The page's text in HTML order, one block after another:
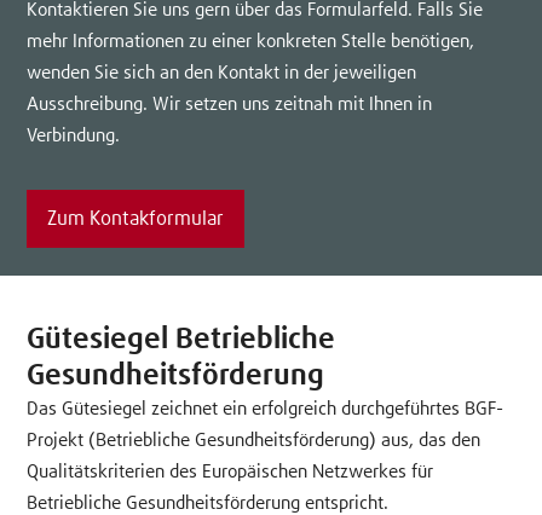
Kontaktieren Sie uns gern über das Formularfeld. Falls Sie
mehr Informationen zu einer konkreten Stelle benötigen,
wenden Sie sich an den Kontakt in der jeweiligen
Ausschreibung. Wir setzen uns zeitnah mit Ihnen in
Verbindung.
Zum Kontakformular
Gütesiegel Betriebliche
Gesundheitsförderung
Das Gütesiegel zeichnet ein erfolgreich durchgeführtes BGF-
Projekt (Betriebliche Gesundheitsförderung) aus, das den
Qualitätskriterien des Europäischen Netzwerkes für
Betriebliche Gesundheitsförderung entspricht.